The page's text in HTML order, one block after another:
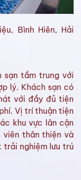
Bình Hiên, Hải
sạn tầm trung với
lý. Khách sạn có
với đầy đủ tiện
Vị trí thuận tiện
khu vực lân cận
thân thiện và
trải nghiệm lưu trú